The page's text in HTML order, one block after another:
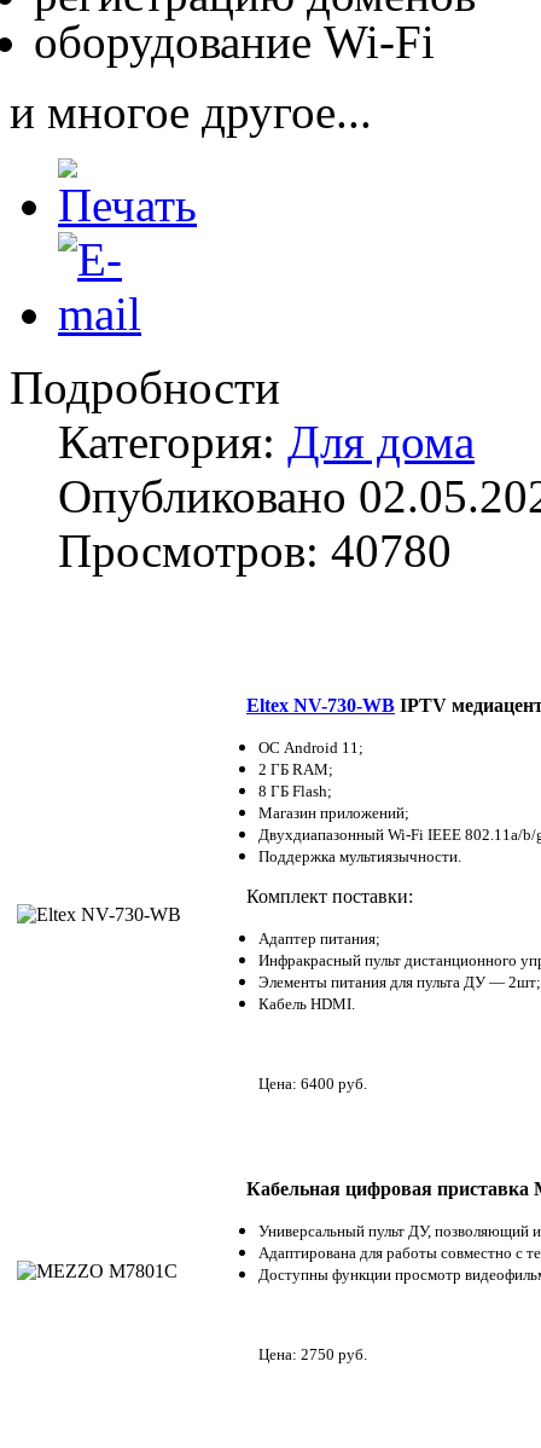
оборудование Wi-Fi
и многое другое...
Подробности
Категория: Для дома
Опубликовано
Просмотров: 40780
Eltex NV-730-WB IPTV
ОС Android 11;
2 ГБ RAM;
8 ГБ Flash;
Магазин приложений;
Двухдиапазонный Wi-Fi IEEE 802.11a/
Поддержка мультиязычности.
Комплект поставки:
Адаптер питания;
Инфракрасный пульт дистанционного
Элементы питания для пульта ДУ — 2шт;
Кабель HDMI.
Цена: 6400 руб.
Кабельная цифровая приставка
Универсальный пульт ДУ, позволяющий
Адаптирована для работы совместно с
Доступны функции просмотр
Цена: 2750 руб.